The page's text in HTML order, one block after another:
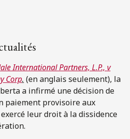
International Partners, L.P., v
Corp. (en anglais seulement), la
a infirmé une décision de
paiement provisoire aux
leur droit à la dissidence